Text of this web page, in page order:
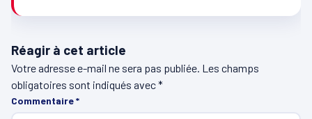
Réagir à cet article
Votre adresse e-mail ne sera pas publiée. Les champs
obligatoires sont indiqués avec*
Commentaire*